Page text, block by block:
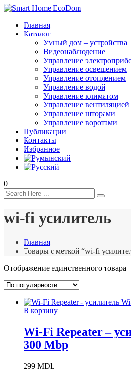
Главная
Каталог
Умный дом – устройства
Видеонаблюдение
Управление
Управление освещением
Управление отоплением
Управление водой
Управление климатом
Управление вентиляцией
Управление шторами
Управление воротами
Публикации
Контакты
Избранное
0
wi-fi усилитель
Главная
Товары с меткой “wi-fi
Отображение единственного товара
В корзину
Wi-Fi Repeater –
300 Mbp
299 MDL